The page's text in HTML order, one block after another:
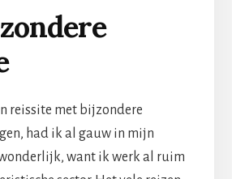
reissite met bijzondere
had ik al gauw in mijn
want ik werk al ruim